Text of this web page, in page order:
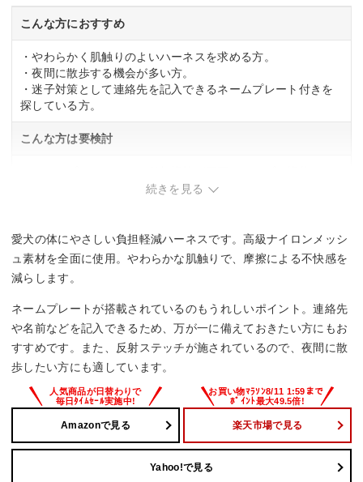
こんな方におすすめ
・やわらかく肌触りのよいハーネスを求める方。
・夜間に散歩する機会が多い方。
・迷子対策として連絡先を記入できるネームプレート付きを
探している方。
こんな方は要検討
続きを見る
愛犬の体にやさしい負担軽減ハーネスです。高級ナイロンメッシ
ュ素材を全面に使用。やわらかな肌触りで、摩擦による不快感を
減らします。
ネームプレートが搭載されているのもうれしいポイント。連絡先
や名前などを記入できるため、万が一に備えておきたい方にもお
すすめです。また、反射ステッチが施されているので、夜間に散
歩したい方にも適しています。
Amazonで見る 楽天市場で見る
Yahoo!で見る